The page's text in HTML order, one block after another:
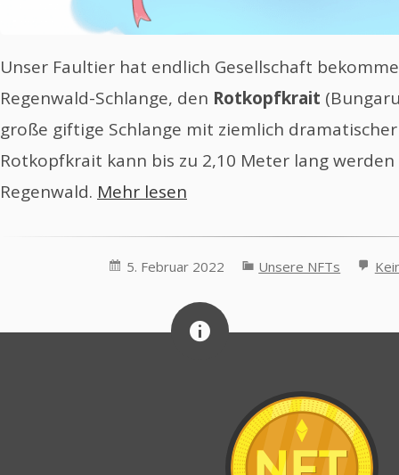
Unser Faultier hat endlich Gesellschaft
Regenwald-Schlange, den Rotkopfkrait
große giftige Schlange mit ziemlich
Rotkopfkrait kann bis zu 2,10 Meter lang
Regenwald. Mehr lesen
5. Februar 2022 Unsere NFTs